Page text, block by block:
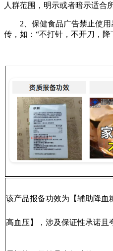
人群范围，明示或者暗示适合
2、保健食品广告禁止使
传，如：“不打针，不开刀，
该产品报备功效为【辅助降血
高血压】，涉及保证性承诺且